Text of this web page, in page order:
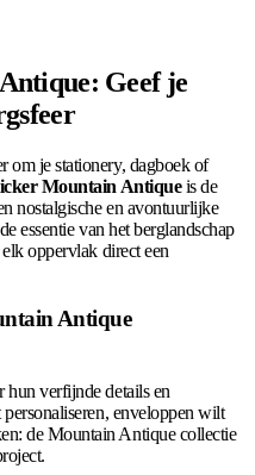
Geef je
om je stationery, dagboek of
Mountain Antiqueis de
nostalgische en avontuurlijke
essentie van het berglandschap
oppervlak direct een
Antique
hun verfijnde details en
enveloppen wilt
de Mountain Antique collectie